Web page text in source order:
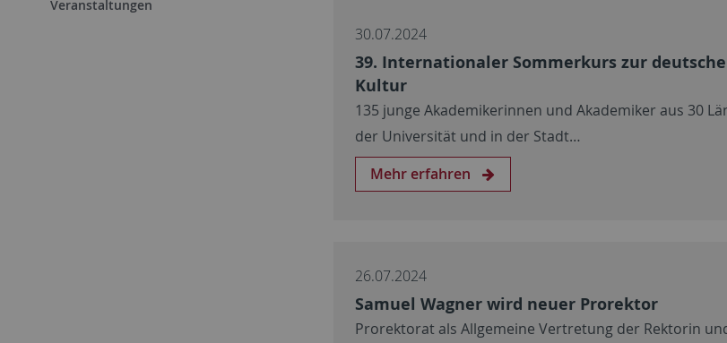
Veranstaltungen
30.07.2024
39. Internationaler Sommerkurs zur
Kultur
135 junge Akademikerinnen und Akademiker aus 30
der Universität und in der Stadt…
Mehr erfahren
26.07.2024
Samuel Wagner wird neuer Prorektor
Prorektorat als Allgemeine Vertretung der Rektorin